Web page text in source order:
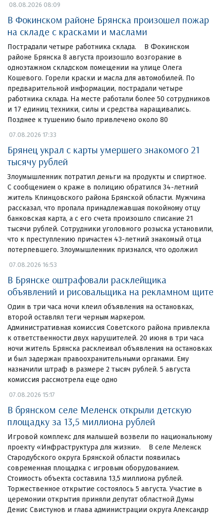
08.08.2026 08:09
В Фокинском районе Брянска произошел пожар
на складе с красками и маслами
Пострадали четыре работника склада. В Фокинском
районе Брянска 8 августа произошло возгорание в
одноэтажном складском помещении на улице Олега
Кошевого. Горели краски и масла для автомобилей. По
предварительной информации, пострадали четыре
работника склада. На месте работали более 50 сотрудников
и 17 единиц техники, силы и средства наращивались.
Позднее к тушению было привлечено около 80
07.08.2026 17:33
Брянец украл с карты умершего знакомого 21
тысячу рублей
Злоумышленник потратил деньги на продукты и спиртное.
С сообщением о краже в полицию обратился 34-летний
житель Клинцовского района Брянской области. Мужчина
рассказал, что пропала принадлежавшая покойному отцу
банковская карта, а с его счета произошло списание 21
тысячи рублей. Сотрудники уголовного розыска установили,
что к преступлению причастен 43-летний знакомый отца
потерпевшего. Злоумышленник признался, что одолжил
07.08.2026 16:53
В Брянске оштрафовали расклейщика
объявлений и рисовальщика на рекламном щите
Один в три часа ночи клеил объявления на остановках,
второй оставлял теги черным маркером.
Административная комиссия Советского района привлекла
к ответственности двух нарушителей. 20 июня в три часа
ночи житель Брянска расклеивал объявления на остановках
и был задержан правоохранительными органами. Ему
назначили штраф в размере 2 тысяч рублей. 5 августа
комиссия рассмотрела еще одно
07.08.2026 15:17
В брянском селе Меленск открыли детскую
площадку за 13,5 миллиона рублей
Игровой комплекс для малышей возвели по национальному
проекту «Инфраструктура для жизни». В селе Меленск
Стародубского округа Брянской области появилась
современная площадка с игровым оборудованием.
Стоимость объекта составила 13,5 миллиона рублей.
Торжественное открытие состоялось 5 августа. Участие в
церемонии открытия приняли депутат областной Думы
Денис Свистунов и глава администрации округа Александр